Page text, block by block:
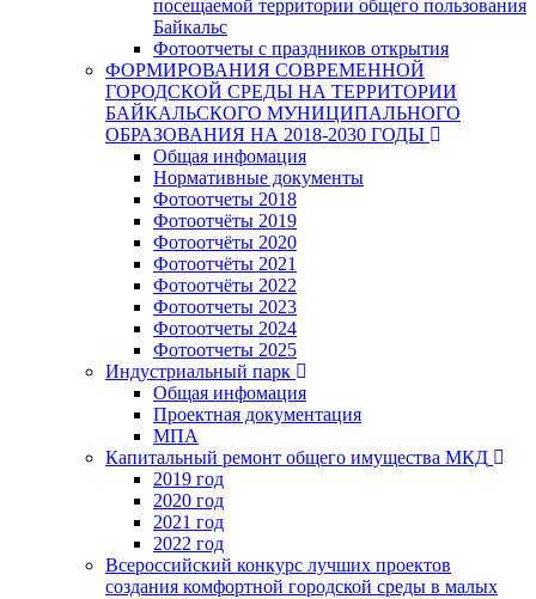
посещаемой территории общего пользования
Байкальс
Фотоотчеты с праздников открытия
ФОРМИРОВАНИЯ СОВРЕМЕННОЙ
ГОРОДСКОЙ СРЕДЫ НА ТЕРРИТОРИИ
БАЙКАЛЬСКОГО МУНИЦИПАЛЬНОГО
ОБРАЗОВАНИЯ НА 2018-2030 ГОДЫ
Общая инфомация
Нормативные документы
Фотоотчеты 2018
Фотоотчёты 2019
Фотоотчёты 2020
Фотоотчёты 2021
Фотоотчёты 2022
Фотоотчеты 2023
Фотоотчеты 2024
Фотоотчеты 2025
Индустриальный парк
Общая инфомация
Проектная документация
МПА
Капитальный ремонт общего имущества МКД
2019 год
2020 год
2021 год
2022 год
Всероссийский конкурс лучших проектов
создания комфортной городской среды в малых